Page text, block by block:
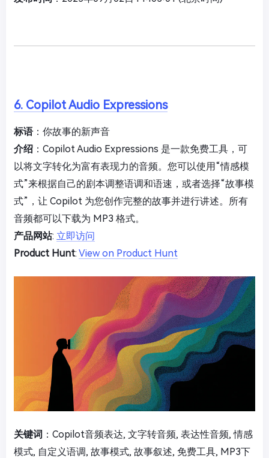
6. Copilot Audio Expressions
标语：你故事的新声音
介绍 ：Copilot Audio Expressions 是一款免费工具，可
以将文字转化为富有表现力的音频。您可以使用“情感模
式”来根据自己的剧本调整语调和语速，或者选择“故事模
式”，让 Copilot 为您创作完整的故事并进行讲述。所有
音频都可以下载为 MP3 格式。
产品网站: 立即访问
Product Hunt: View on Product Hunt
关键词 ：Copilot音频表达, 文字转音频, 表达性音频, 情感
模式, 自定义语调, 故事模式, 故事叙述, 免费工具, MP3下